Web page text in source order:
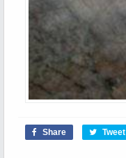
Share Tweet